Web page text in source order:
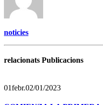
noticies
relacionats Publicacions
01febr.02/01/2023